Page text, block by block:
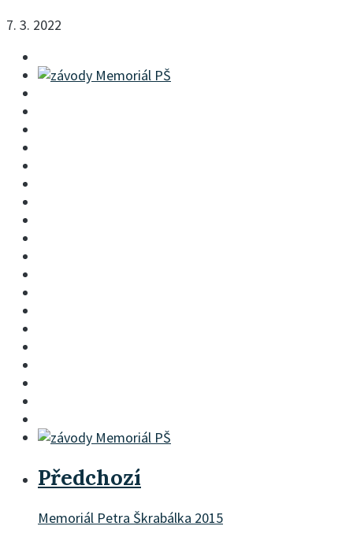
7. 3. 2022
Předchozí
Memoriál Petra Škrabálka 2015